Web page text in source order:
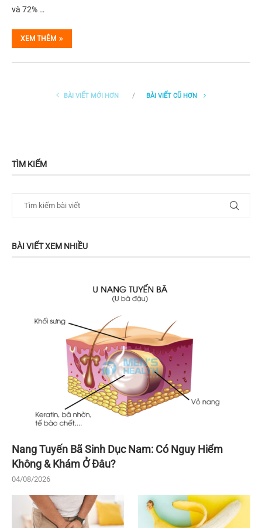
và 72% …
XEM THÊM
BÀI VIẾT MỚI HƠN BÀI VIẾT CŨ HƠN
TÌM KIẾM
BÀI VIẾT XEM NHIỀU
Nang Tuyến Bã Sinh Dục Nam: Có Nguy Hiểm
Không & Khám Ở Đâu?
04/08/2026